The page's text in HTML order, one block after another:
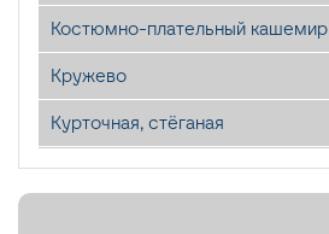
Костюмно-плательный кашемир
Кружево
Курточная, стёганая
Лён